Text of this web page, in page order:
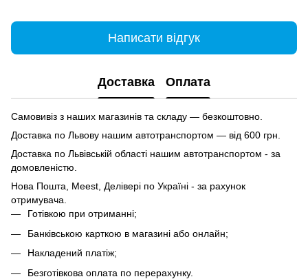
Написати відгук
Доставка Оплата
Самовивіз з наших магазинів та складу — безкоштовно.
Доставка по Львову нашим автотранспортом — від 600 грн.
Доставка по Львівській області нашим автотранспортом - за
домовленістю.
Нова Пошта, Meest, Делівері по Україні - за рахунок
отримувача.
Готівкою при отриманні;
Банківською карткою в магазині або онлайн;
Накладений платіж;
Безготівкова оплата по перерахунку.